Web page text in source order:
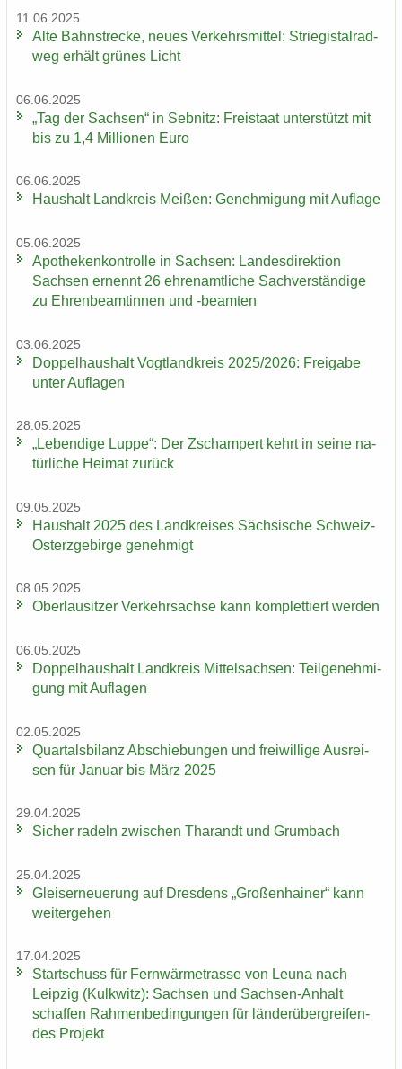
11.06.2025
Alte Bahn­stre­cke, neues Ver­kehrs­mit­tel: Strie­gi­st­al­rad­
weg er­hält grü­nes Licht
06.06.2025
„Tag der Sach­sen“ in Seb­nitz: Frei­staat un­ter­stützt mit
bis zu 1,4 Mil­lio­nen Euro
06.06.2025
Haus­halt Land­kreis Mei­ßen: Ge­neh­mi­gung mit Auf­la­ge
05.06.2025
Apo­the­ken­kon­trol­le in Sach­sen: Lan­des­di­rek­ti­on
Sach­sen er­nennt 26 eh­ren­amt­li­che Sach­ver­stän­di­ge
zu Eh­ren­be­am­tin­nen und -​beamten
03.06.2025
Dop­pel­haus­halt Vogt­land­kreis 2025/2026: Frei­ga­be
unter Auf­la­gen
28.05.2025
„Le­ben­di­ge Luppe“: Der Zscham­pert kehrt in seine na­
tür­li­che Hei­mat zu­rück
09.05.2025
Haus­halt 2025 des Land­krei­ses Säch­si­sche Schweiz-​
Osterzgebirge ge­neh­migt
08.05.2025
Ober­lau­sit­zer Ver­kehrs­ach­se kann kom­plet­tiert wer­den
06.05.2025
Dop­pel­haus­halt Land­kreis Mit­tel­sach­sen: Teil­ge­neh­mi­
gung mit Auf­la­gen
02.05.2025
Quar­tals­bi­lanz Ab­schie­bun­gen und frei­wil­li­ge Aus­rei­
sen für Ja­nu­ar bis März 2025
29.04.2025
Si­cher ra­deln zwi­schen Tha­randt und Grum­bach
25.04.2025
Gleis­er­neue­rung auf Dres­dens „Gro­ßen­hai­ner“ kann
wei­ter­ge­hen
17.04.2025
Start­schuss für Fern­wär­me­tras­se von Leuna nach
Leip­zig (Kulk­witz): Sach­sen und Sachsen-​Anhalt
schaf­fen Rah­men­be­din­gun­gen für län­der­über­grei­fen­
des Pro­jekt